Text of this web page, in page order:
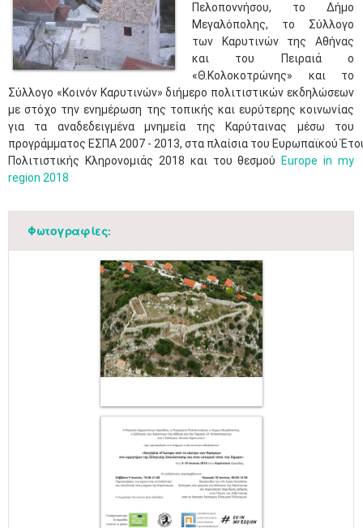
Πελοποννήσου, το Δήμο
Μεγαλόπολης, το Σύλλογο
των Καρυτινών της Αθήνας
και του Πειραιά ο
«Θ.Κολοκοτρώνης» και το
Σύλλογο «Κοινόν Καρυτινών» διήμερο πολιτιστικών εκδηλώσεων
με στόχο την ενημέρωση της τοπικής και ευρύτερης κοινωνίας
για τα αναδεδειγμένα μνημεία της Καρύταινας μέσω του
προγράμματος ΕΣΠΑ 2007 - 2013, στα πλαίσια του Ευρωπαϊκού
Πολιτιστικής Κληρονομιάς 2018 και του θεσμού
Europe in my
region 2018​
Φωτογραφίες: